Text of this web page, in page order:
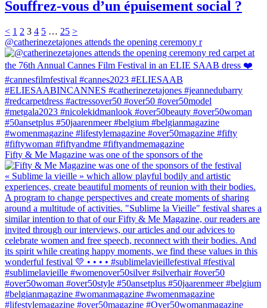
Souffrez-vous d’un épuisement social ?
< 1 2 3 4 5 … 25 >
@catherinezetajones attends the opening ceremony r
Fifty & Me Magazine was one of the sponsors of the